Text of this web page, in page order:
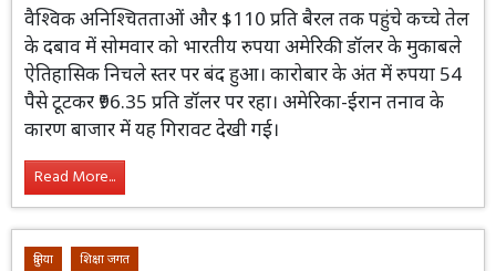
वैश्विक अनिश्चितताओं और $110 प्रति बैरल तक पहुंचे कच्चे तेल
के दबाव में सोमवार को भारतीय रुपया अमेरिकी डॉलर के मुकाबले
ऐतिहासिक निचले स्तर पर बंद हुआ। कारोबार के अंत में रुपया 54
पैसे टूटकर ₹96.35 प्रति डॉलर पर रहा। अमेरिका-ईरान तनाव के
कारण बाजार में यह गिरावट देखी गई।
Read More...
दुनिया शिक्षा जगत